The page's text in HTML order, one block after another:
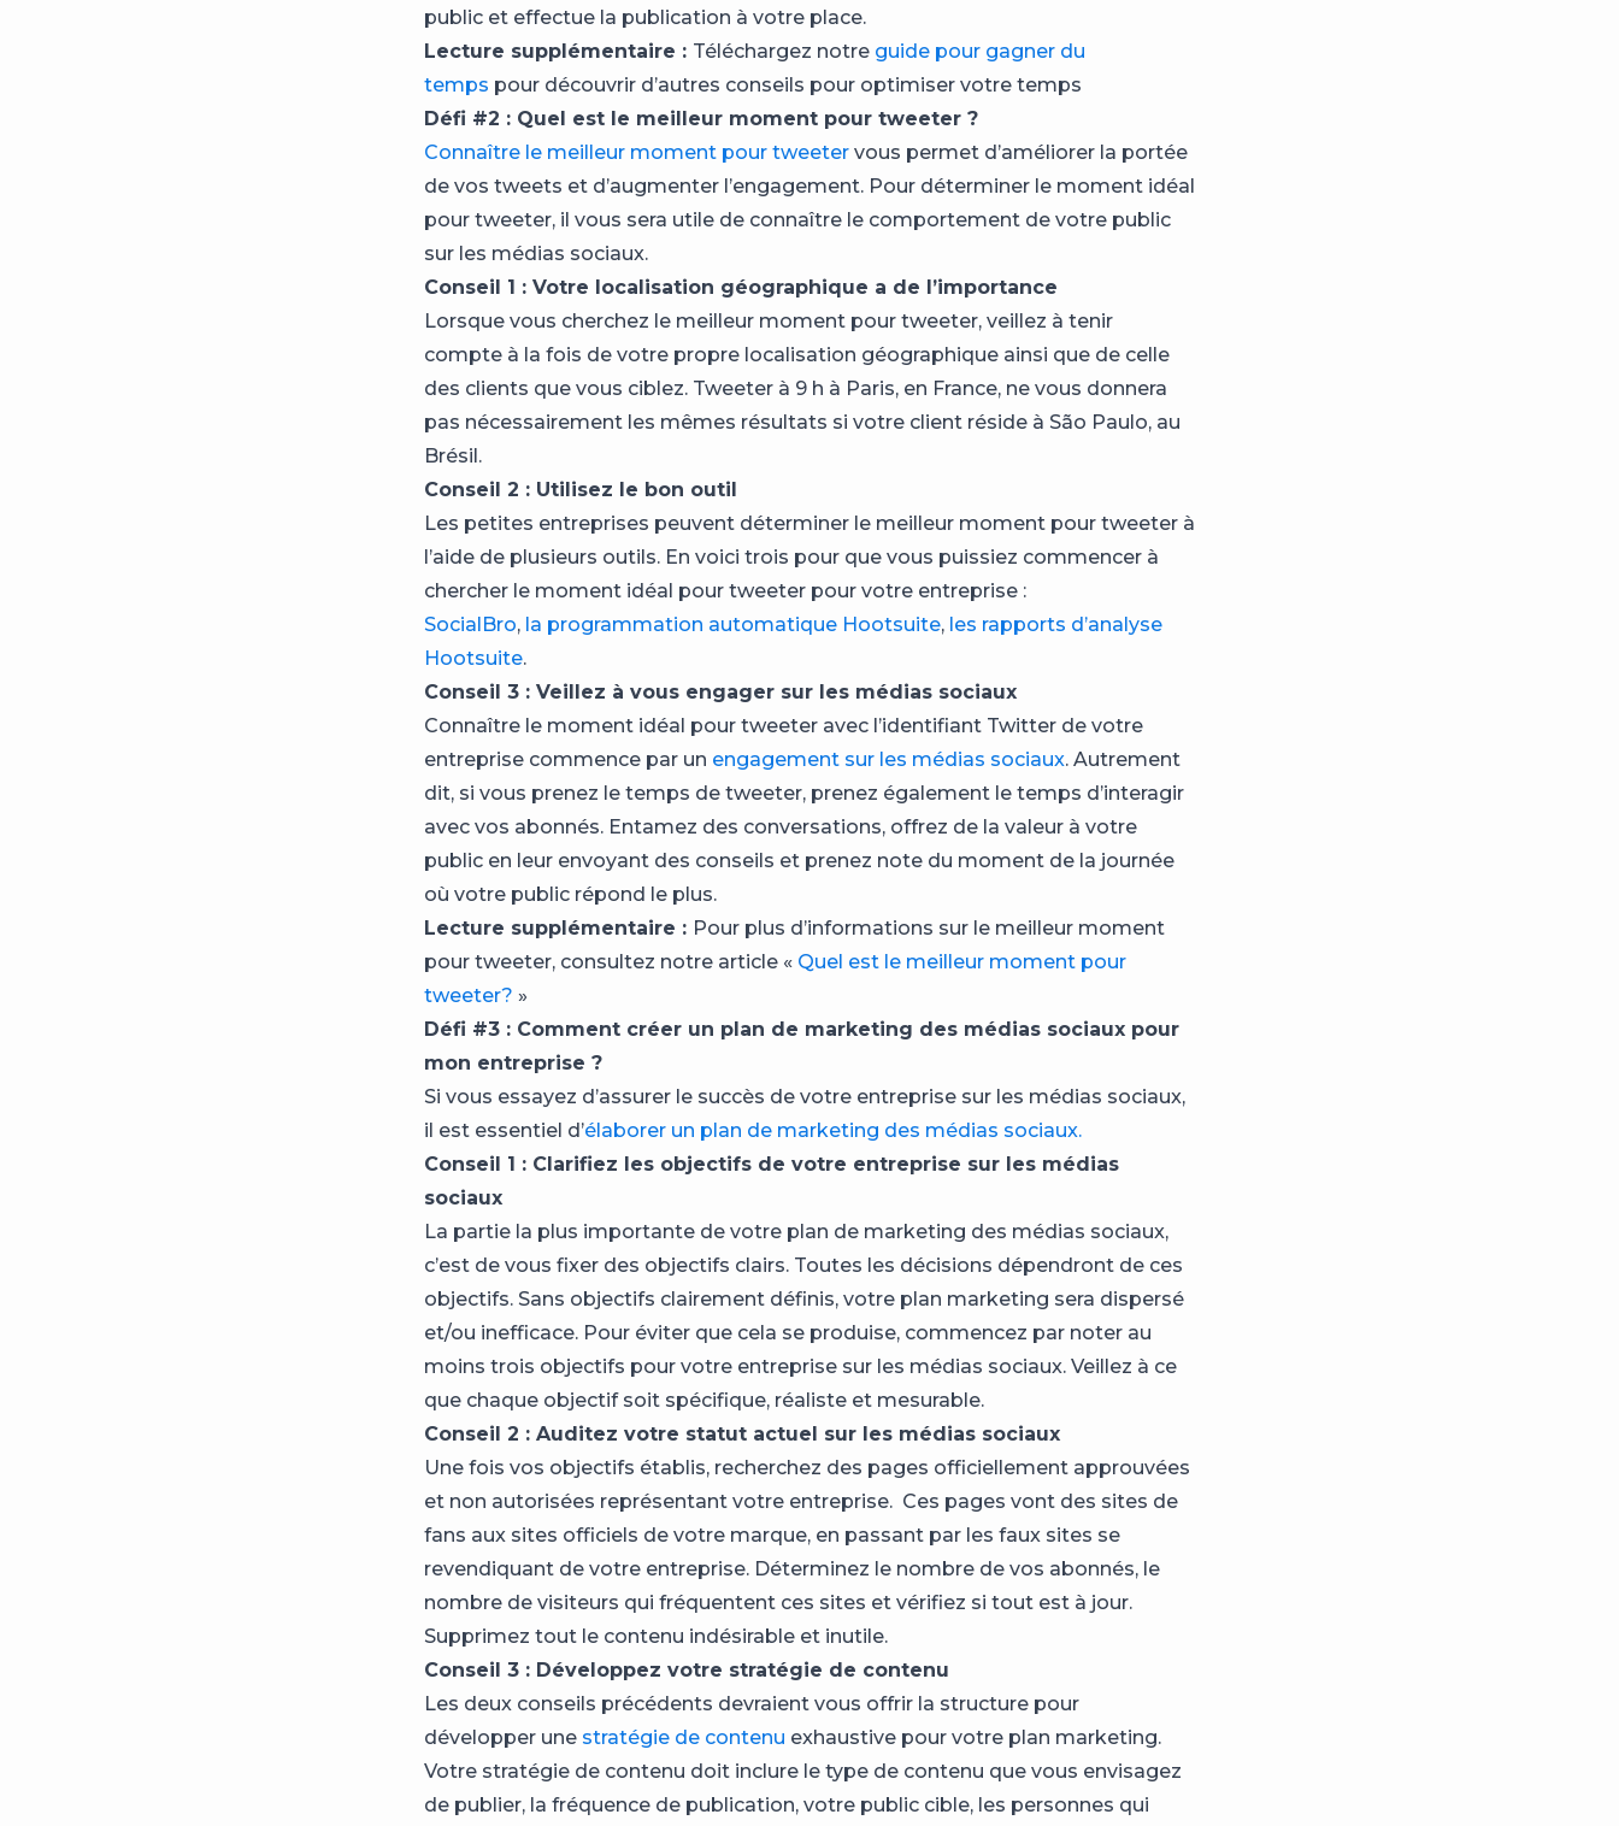
public et effectue la publication à votre place.
Lecture supplémentaire : Téléchargez notre guide pour gagner du
temps pour découvrir d’autres conseils pour optimiser votre temps
Défi #2 : Quel est le meilleur moment pour tweeter ?
Connaître le meilleur moment pour tweeter vous permet d’améliorer la portée
de vos tweets et d’augmenter l’engagement. Pour déterminer le moment idéal
pour tweeter, il vous sera utile de connaître le comportement de votre public
sur les médias sociaux.
Conseil 1 : Votre localisation géographique a de l’importance
Lorsque vous cherchez le meilleur moment pour tweeter, veillez à tenir
compte à la fois de votre propre localisation géographique ainsi que de celle
des clients que vous ciblez. Tweeter à 9 h à Paris, en France, ne vous donnera
pas nécessairement les mêmes résultats si votre client réside à São Paulo, au
Brésil.
Conseil 2 : Utilisez le bon outil
Les petites entreprises peuvent déterminer le meilleur moment pour tweeter à
l’aide de plusieurs outils. En voici trois pour que vous puissiez commencer à
chercher le moment idéal pour tweeter pour votre entreprise :
SocialBro, la programmation automatique Hootsuite, les rapports d’analyse
Hootsuite.
Conseil 3 : Veillez à vous engager sur les médias sociaux
Connaître le moment idéal pour tweeter avec l’identifiant Twitter de votre
entreprise commence par un engagement sur les médias sociaux. Autrement
dit, si vous prenez le temps de tweeter, prenez également le temps d’interagir
avec vos abonnés. Entamez des conversations, offrez de la valeur à votre
public en leur envoyant des conseils et prenez note du moment de la journée
où votre public répond le plus.
Lecture supplémentaire : Pour plus d’informations sur le meilleur moment
pour tweeter, consultez notre article « Quel est le meilleur moment pour
tweeter? »
Défi #3 : Comment créer un plan de marketing des médias sociaux pour
mon entreprise ?
Si vous essayez d’assurer le succès de votre entreprise sur les médias sociaux,
il est essentiel d’élaborer un plan de marketing des médias sociaux.
Conseil 1 : Clarifiez les objectifs de votre entreprise sur les médias
sociaux
La partie la plus importante de votre plan de marketing des médias sociaux,
c’est de vous fixer des objectifs clairs. Toutes les décisions dépendront de ces
objectifs. Sans objectifs clairement définis, votre plan marketing sera dispersé
et/ou inefficace. Pour éviter que cela se produise, commencez par noter au
moins trois objectifs pour votre entreprise sur les médias sociaux. Veillez à ce
que chaque objectif soit spécifique, réaliste et mesurable.
Conseil 2 : Auditez votre statut actuel sur les médias sociaux
Une fois vos objectifs établis, recherchez des pages officiellement approuvées
et non autorisées représentant votre entreprise. Ces pages vont des sites de
fans aux sites officiels de votre marque, en passant par les faux sites se
revendiquant de votre entreprise. Déterminez le nombre de vos abonnés, le
nombre de visiteurs qui fréquentent ces sites et vérifiez si tout est à jour.
Supprimez tout le contenu indésirable et inutile.
Conseil 3 : Développez votre stratégie de contenu
Les deux conseils précédents devraient vous offrir la structure pour
développer une stratégie de contenu exhaustive pour votre plan marketing.
Votre stratégie de contenu doit inclure le type de contenu que vous envisagez
de publier, la fréquence de publication, votre public cible, les personnes qui